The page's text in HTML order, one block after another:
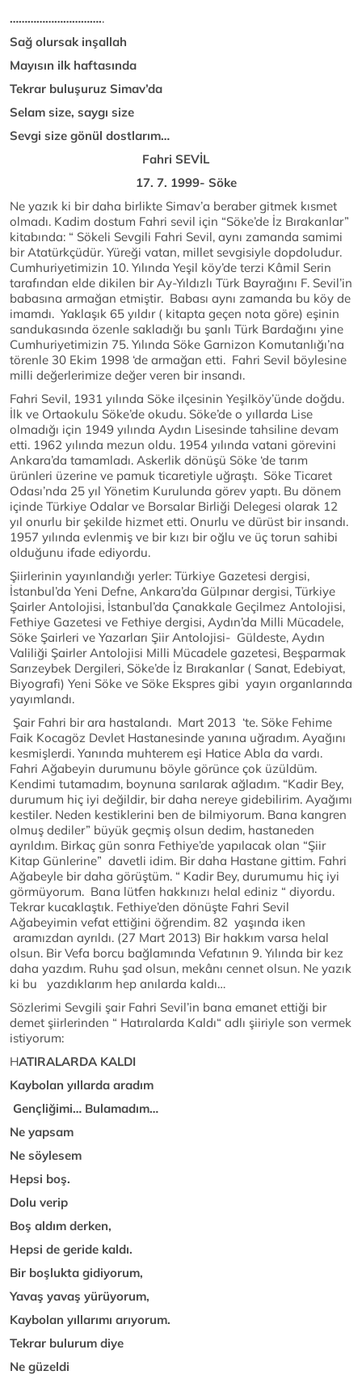
…………………………..
Sağ olursak inşallah
Mayısın ilk haftasında
Tekrar buluşuruz Simav’da
Selam size, saygı size
Sevgi size gönül dostlarım…
Fahri SEVİL
17. 7. 1999- Söke
Ne yazık ki bir daha birlikte Simav’a beraber gitmek kısmet
olmadı. Kadim dostum Fahri sevil için “Söke’de İz Bırakanlar”
kitabında: “ Sökeli Sevgili Fahri Sevil, aynı zamanda samimi
bir Atatürkçüdür. Yüreği vatan, millet sevgisiyle dopdoludur.
Cumhuriyetimizin 10. Yılında Yeşil köy’de terzi Kâmil Serin
tarafından elde dikilen bir Ay-Yıldızlı Türk Bayrağını F. Sevil’in
babasına armağan etmiştir. Babası aynı zamanda bu köy de
imamdı. Yaklaşık 65 yıldır ( kitapta geçen nota göre) eşinin
sandukasında özenle sakladığı bu şanlı Türk Bardağını yine
Cumhuriyetimizin 75. Yılında Söke Garnizon Komutanlığı’na
törenle 30 Ekim 1998 ‘de armağan etti. Fahri Sevil böylesine
milli değerlerimize değer veren bir insandı.
Fahri Sevil, 1931 yılında Söke ilçesinin Yeşilköy’ünde doğdu.
İlk ve Ortaokulu Söke’de okudu. Söke’de o yıllarda Lise
olmadığı için 1949 yılında Aydın Lisesinde tahsiline devam
etti. 1962 yılında mezun oldu. 1954 yılında vatani görevini
Ankara’da tamamladı. Askerlik dönüşü Söke ‘de tarım
ürünleri üzerine ve pamuk ticaretiyle uğraştı. Söke Ticaret
Odası’nda 25 yıl Yönetim Kurulunda görev yaptı. Bu dönem
içinde Türkiye Odalar ve Borsalar Birliği Delegesi olarak 12
yıl onurlu bir şekilde hizmet etti. Onurlu ve dürüst bir insandı.
1957 yılında evlenmiş ve bir kızı bir oğlu ve üç torun sahibi
olduğunu ifade ediyordu.
Şiirlerinin yayınlandığı yerler: Türkiye Gazetesi dergisi,
İstanbul’da Yeni Defne, Ankara’da Gülpınar dergisi, Türkiye
Şairler Antolojisi, İstanbul’da Çanakkale Geçilmez Antolojisi,
Fethiye Gazetesi ve Fethiye dergisi, Aydın’da Milli Mücadele,
Söke Şairleri ve Yazarları Şiir Antolojisi- Güldeste, Aydın
Valiliği Şairler Antolojisi Milli Mücadele gazetesi, Beşparmak
Sarızeybek Dergileri, Söke’de İz Bırakanlar ( Sanat, Edebiyat,
Biyografi) Yeni Söke ve Söke Ekspres gibi yayın organlarında
yayımlandı.
Şair Fahri bir ara hastalandı. Mart 2013 ‘te. Söke Fehime
Faik Kocagöz Devlet Hastanesinde yanına uğradım. Ayağını
kesmişlerdi. Yanında muhterem eşi Hatice Abla da vardı.
Fahri Ağabeyin durumunu böyle görünce çok üzüldüm.
Kendimi tutamadım, boynuna sarılarak ağladım. “Kadir Bey,
durumum hiç iyi değildir, bir daha nereye gidebilirim. Ayağımı
kestiler. Neden kestiklerini ben de bilmiyorum. Bana kangren
olmuş dediler” büyük geçmiş olsun dedim, hastaneden
ayrıldım. Birkaç gün sonra Fethiye’de yapılacak olan “Şiir
Kitap Günlerine” davetli idim. Bir daha Hastane gittim. Fahri
Ağabeyle bir daha görüştüm. “ Kadir Bey, durumumu hiç iyi
görmüyorum. Bana lütfen hakkınızı helal ediniz “ diyordu.
Tekrar kucaklaştık. Fethiye’den dönüşte Fahri Sevil
Ağabeyimin vefat ettiğini öğrendim. 82 yaşında iken
aramızdan ayrıldı. (27 Mart 2013) Bir hakkım varsa helal
olsun. Bir Vefa borcu bağlamında Vefatının 9. Yılında bir kez
daha yazdım. Ruhu şad olsun, mekânı cennet olsun. Ne yazık
ki bu yazdıklarım hep anılarda kaldı…
Sözlerimi Sevgili şair Fahri Sevil’in bana emanet ettiği bir
demet şiirlerinden “ Hatıralarda Kaldı“ adlı şiiriyle son vermek
istiyorum:
HATIRALARDA KALDI
Kaybolan yıllarda aradım
Gençliğimi… Bulamadım…
Ne yapsam
Ne söylesem
Hepsi boş.
Dolu verip
Boş aldım derken,
Hepsi de geride kaldı.
Bir boşlukta gidiyorum,
Yavaş yavaş yürüyorum,
Kaybolan yıllarımı arıyorum.
Tekrar bulurum diye
Ne güzeldi